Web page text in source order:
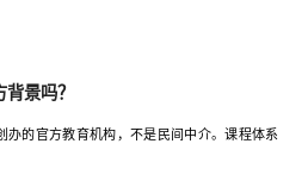
景吗？
的官方教育机构，不是民间中介。课程体系